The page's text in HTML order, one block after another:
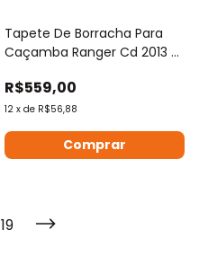
Tapete De Borracha Para
Caçamba Ranger Cd 2013 A
R$559,00
12 x de R$56,88
19